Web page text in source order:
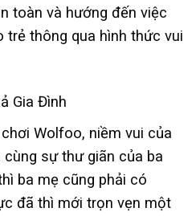
toàn và hướng đến việc
trẻ thông qua hình thức vui
Gia Đình
Wolfoo, niềm vui của
sự thư giãn của ba
ba mẹ cũng phải có
đã thì mới trọn vẹn một